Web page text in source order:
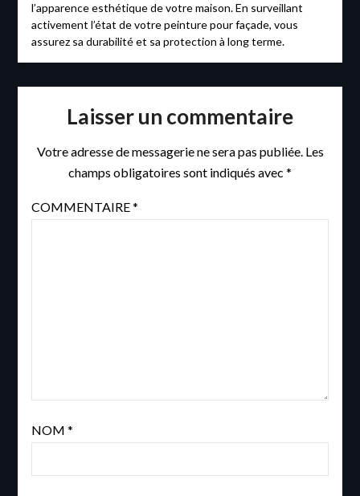
l’apparence esthétique de votre maison. En surveillant
activement l’état de votre peinture pour façade, vous
assurez sa durabilité et sa protection à long terme.
Laisser un commentaire
Votre adresse de messagerie ne sera pas publiée. Les
champs obligatoires sont indiqués avec *
COMMENTAIRE*
NOM *